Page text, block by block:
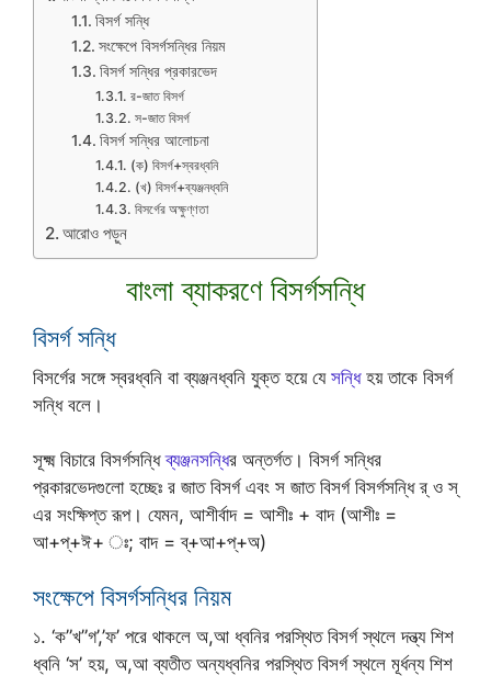
বিসর্গ সন্ধি
সংক্ষেপে বিসর্গসন্ধির নিয়ম
বিসর্গ সন্ধির প্রকারভেদ
র-জাত বিসর্গ
স-জাত বিসর্গ
বিসর্গ সন্ধির আলোচনা
(ক) বিসর্গ+স্বরধ্বনি
(খ) বিসর্গ+ব্যঞ্জনধ্বনি
বিসর্গের অক্ষুণ্ণতা
আরোও পড়ুন
বাংলা ব্যাকরণে বিসর্গসন্ধি
বিসর্গ সন্ধি
বিসর্গের সঙ্গে স্বরধ্বনি বা ব্যঞ্জনধ্বনি যুক্ত হয়ে যে সন্ধিহয় তাকে বিসর্গ
সন্ধি বলে।
সূক্ষ্ম বিচারে বিসর্গসন্ধিব্যঞ্জনসন্ধির অন্তর্গত। বিসর্গ সন্ধির
প্রকারভেদগুলো হচ্ছেঃ র জাত বিসর্গ এবং স জাত বিসর্গ বিসর্গসন্ধি র্ ও স্
এর সংক্ষিপ্ত রূপ। যেমন, আশীর্বাদ = আশীঃ + বাদ (আশীঃ =
আ+প্+ঈ+ ঃ; বাদ = ব্+আ+প্+অ)
সংক্ষেপে বিসর্গসন্ধির নিয়ম
১. ‘ক”খ”গ’,’ফ’ পরে থাকলে অ,আ ধ্বনির পরস্থিত বিসর্গ স্থলে দন্ত্য শিশ
ধ্বনি ‘স’ হয়, অ,আ ব্যতীত অন্যধ্বনির পরস্থিত বিসর্গ স্থলে মূর্ধন্য শিশ